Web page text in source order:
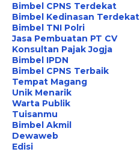
Bimbel CPNS Terdekat
Bimbel Kedinasan Terdekat
Bimbel TNI Polri
Jasa Pembuatan PT CV
Konsultan Pajak Jogja
Bimbel IPDN
Bimbel CPNS Terbaik
Tempat Magang
Unik Menarik
Warta Publik
Tuisanmu
Bimbel Akmil
Dewaweb
Edisi